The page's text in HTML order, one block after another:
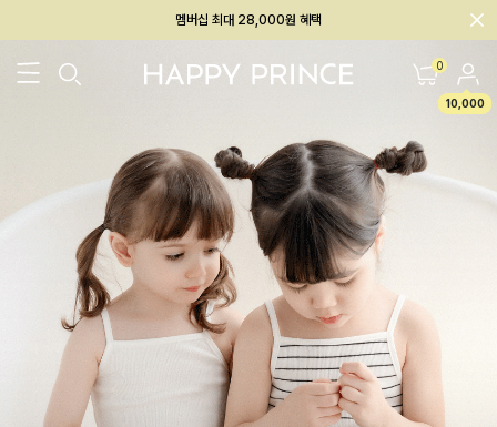
회원전용 아울렛, 가입하면 ~60% 할인!
0
10,000